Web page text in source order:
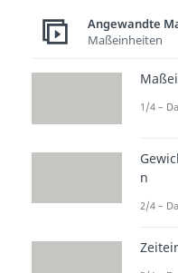
(t)
—
Du
nur
bist,
Angewandte
Maßeinheiten
1/4 –
n
2/4 –